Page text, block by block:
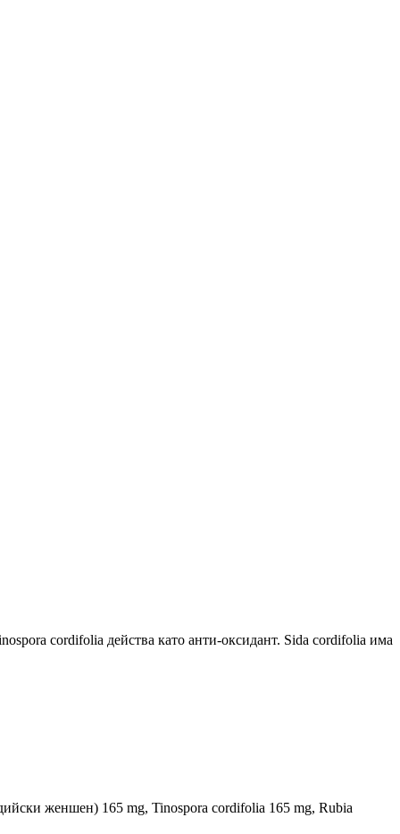
cordifolia действа като анти-оксидант. Sida cordifolia има
женшен) 165 mg, Tinospora cordifolia 165 mg, Rubia